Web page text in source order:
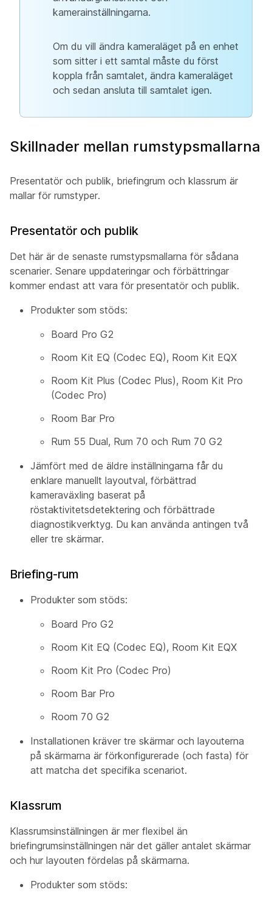
kamerainställningarna.
Om du vill ändra kameraläget på en enhet
som sitter i ett samtal måste du först
koppla från samtalet, ändra kameraläget
och sedan ansluta till samtalet igen.
Skillnader mellan rumstypsmallarna
Presentatör och publik, briefingrum och klassrum är
mallar för rumstyper.
Presentatör och publik
Det här är de senaste rumstypsmallarna för sådana
scenarier. Senare uppdateringar och förbättringar
kommer endast att vara för presentatör och publik.
Produkter som stöds:
Board Pro G2
Room Kit EQ (Codec EQ), Room Kit EQX
Room Kit Plus (Codec Plus), Room Kit Pro
(Codec Pro)
Room Bar Pro
Rum 55 Dual, Rum 70 och Rum 70 G2
Jämfört med de äldre inställningarna får du
enklare manuellt layoutval, förbättrad
kameraväxling baserat på
röstaktivitetsdetektering och förbättrade
diagnostikverktyg. Du kan använda antingen två
eller tre skärmar.
Briefing-rum
Produkter som stöds:
Board Pro G2
Room Kit EQ (Codec EQ), Room Kit EQX
Room Kit Pro (Codec Pro)
Room Bar Pro
Room 70 G2
Installationen kräver tre skärmar och layouterna
på skärmarna är förkonfigurerade (och fasta) för
att matcha det specifika scenariot.
Klassrum
Klassrumsinställningen är mer flexibel än
briefingrumsinställningen när det gäller antalet skärmar
och hur layouten fördelas på skärmarna.
Produkter som stöds: